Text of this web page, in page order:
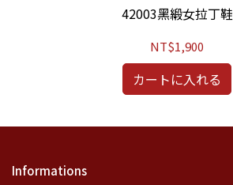
42003黑緞女拉丁鞋
NT$1,900
カートに入れる
Informations